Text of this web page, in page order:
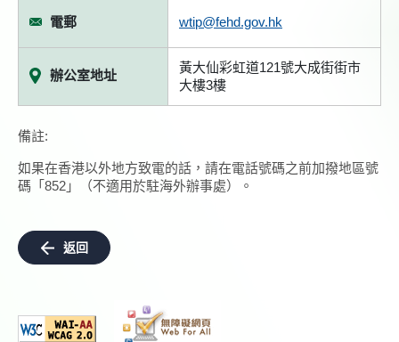
電郵 wtip@fehd.gov.hk
辦公室地址
黃大仙彩虹道121號大成街街市
大樓3樓
備註:
如果在香港以外地方致電的話，請在電話號碼之前加撥地區號
碼「852」（不適用於駐海外辦事處）。
返回